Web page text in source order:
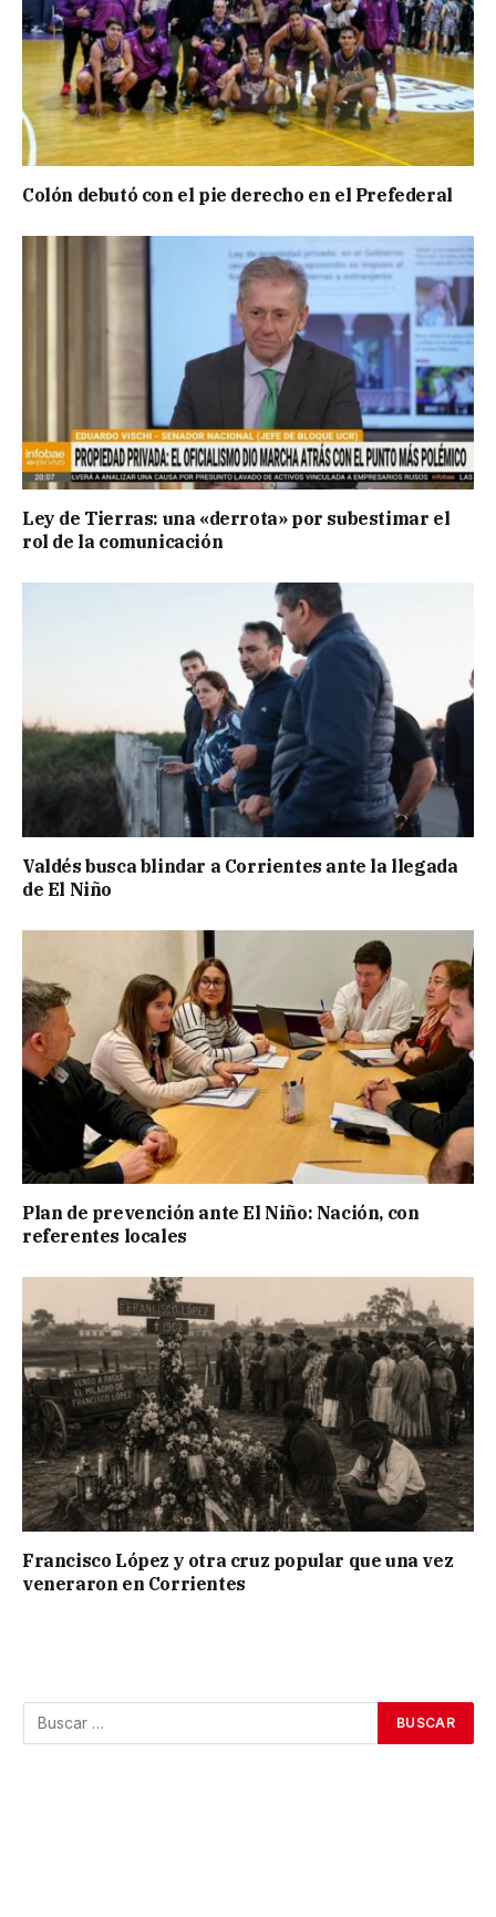
Colón debutó con el pie derecho en el Prefederal
Ley de Tierras: una «derrota» por subestimar el
rol de la comunicación
Valdés busca blindar a Corrientes ante la llegada
de El Niño
Plan de prevención ante El Niño: Nación, con
referentes locales
Francisco López y otra cruz popular que una vez
veneraron en Corrientes